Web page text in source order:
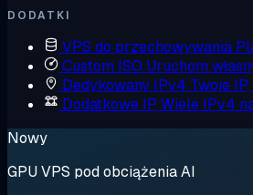
DODATKI
VPS do przechowywania
Custom ISO Uruchom
Dedykowany IPv4 Twoje
Dodatkowe IP Wiele IPv4
Nowy
GPU VPS pod obciążenia AI